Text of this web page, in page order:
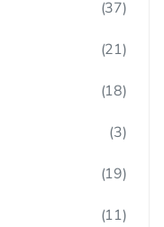
(37)
(21)
(18)
(3)
(19)
(11)